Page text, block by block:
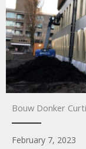
Bouw Donker
February 7, 2023